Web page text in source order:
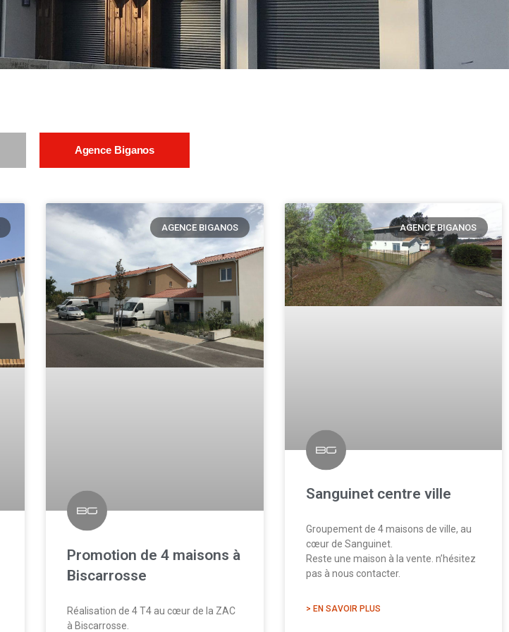
Agence Biganos
AGENCE BIGANOS
Promotion de 4 maisons à
Biscarrosse
Réalisation de 4 T4 au cœur de la ZAC
à Biscarrosse.
AGENCE BIGANOS
Sanguinet centre ville
Groupement de 4 maisons de ville, au
cœur de Sanguinet.
Reste une maison à la vente. n’hésitez
pas à nous contacter.
> EN SAVOIR PLUS